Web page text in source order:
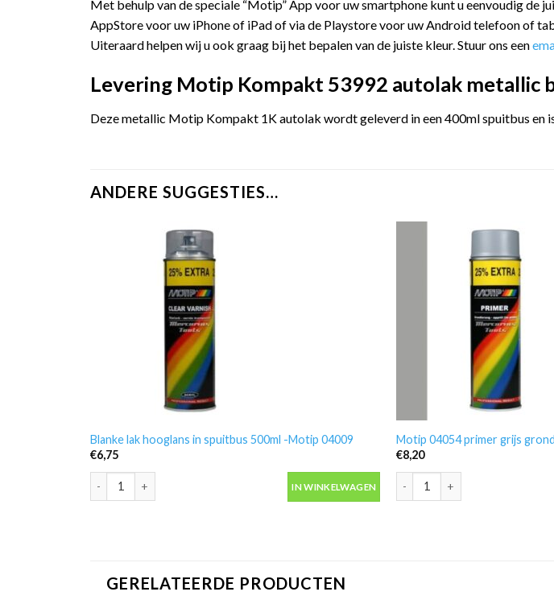
Met behulp van de speciale “Motip” App voor uw smartphone kunt u eenvoudig
AppStore voor uw iPhone of iPad of via de Playstore voor uw Android telefoon of
Uiteraard helpen wij u ook graag bij het bepalen van de juiste kleur. Stuur ons een
Levering Motip Kompakt 53992 autolak metallic
Deze metallic Motip Kompakt 1K autolak wordt geleverd in een 400ml spuitbus en
ANDERE SUGGESTIES…
Blanke lak hooglans in spuitbus 500ml -Motip 04009
€6,75
Blanke lak hooglans in spuitbus 500ml -Motip 04009 aantal
IN WINKELWAGEN
Motip 04054 primer grijs
€8,20
Motip 04054 primer grijs
GERELATEERDE PRODUCTEN